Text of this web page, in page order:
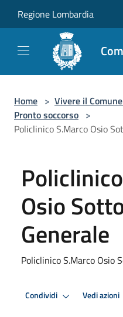
Regione Lombardia
Home > Vivere il Comune
Pronto soccorso >
Policlinico S.Marco Osio
Osio
Generale
Policlinico S.Marco Osio
Condividi Vedi azioni